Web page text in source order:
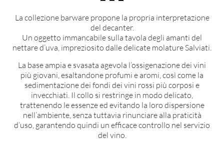
La collezione barware propone la propria interpretazione
del decanter.
Un oggetto immancabile sulla tavola degli amanti del
nettare d’uva, impreziosito dalle delicate molature Salviati.
La base ampia e svasata agevola l’ossigenazione dei vini
più giovani, esaltandone profumi e aromi, così come la
sedimentazione dei fondi dei vini rossi più corposi e
invecchiati. Il collo si restringe in modo delicato,
trattenendo le essenze ed evitando la loro dispersione
nell’ambiente, senza tuttavia rinunciare alla praticità
d’uso, garantendo quindi un efficace controllo nel servizio
del vino.